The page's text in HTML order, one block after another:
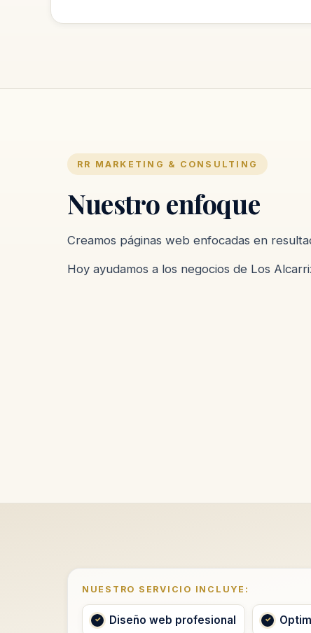
RR MARKETING & CONSULTING
Nuestro enfoque
Creamos páginas web enfocadas en
Hoy ayudamos a los negocios de Los
NUESTRO SERVICIO INCLUYE:
Diseño web profesional